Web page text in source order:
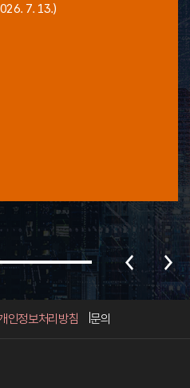
7. 13.)
인정보처리방침 문의